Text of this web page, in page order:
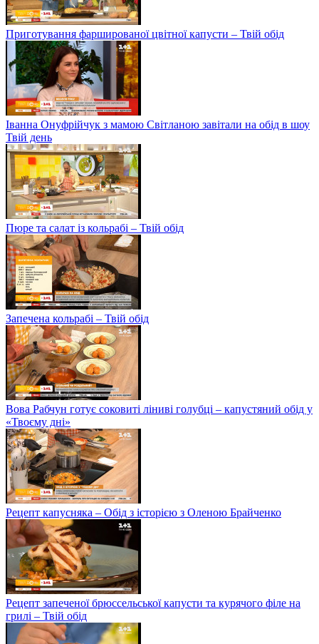
Приготування фаршированої цвітної капусти – Твій обід
Іванна Онуфрійчук з мамою Світланою завітали на обід в шоу
Твій день
Пюре та салат із кольрабі – Твій обід
Запечена кольрабі – Твій обід
Вова Рабчун готує соковиті ліниві голубці – капустяний обід у
«Твоєму дні»
Рецепт капусняка – Обід з історією з Оленою Брайченко
Рецепт запеченої брюссельської капусти та курячого філе на
грилі – Твій обід